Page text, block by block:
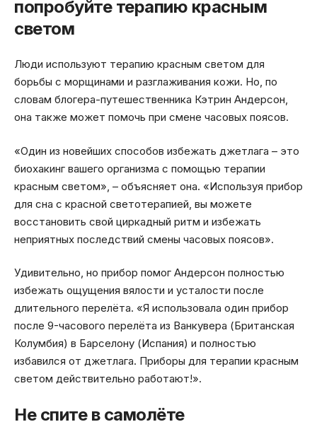
попробуйте терапию красным
светом
Люди используют терапию красным светом для
борьбы с морщинами и разглаживания кожи. Но, по
словам блогера-путешественника Кэтрин Андерсон,
она также может помочь при смене часовых поясов.
«Один из новейших способов избежать джетлага – это
биохакинг вашего организма с помощью терапии
красным светом», – объясняет она. «Используя прибор
для сна с красной светотерапией, вы можете
восстановить свой циркадный ритм и избежать
неприятных последствий смены часовых поясов».
Удивительно, но прибор помог Андерсон полностью
избежать ощущения вялости и усталости после
длительного перелёта. «Я использовала один прибор
после 9-часового перелёта из Ванкувера (Британская
Колумбия) в Барселону (Испания) и полностью
избавился от джетлага. Приборы для терапии красным
светом действительно работают!».
Не спите в самолёте